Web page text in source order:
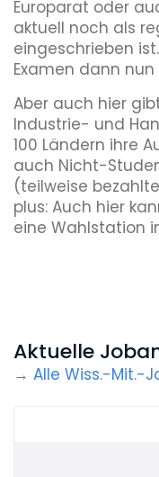
Europarat oder
aktuell noch als
eingeschrieben
Examen dann
Aber auch hier
Industrie- und
100 Ländern ihre
auch Nicht-
(teilweise
plus: Auch hier
eine Wahlstation
Aktuelle
→ Alle Wiss.-Mit.-